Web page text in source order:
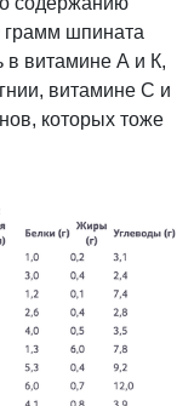
грамм шпината
в витамине А и К,
витамине С и
которых тоже